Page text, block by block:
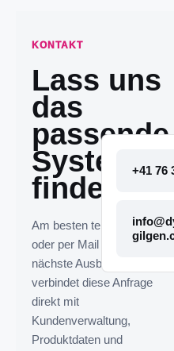
KONTAKT
Lass uns
das
passende
System
finden.
Am besten telefonisch
oder per Mail melden. Die
nächste Ausbaustufe
verbindet diese Anfrage
direkt mit
Kundenverwaltung,
Produktdaten und
+41 76